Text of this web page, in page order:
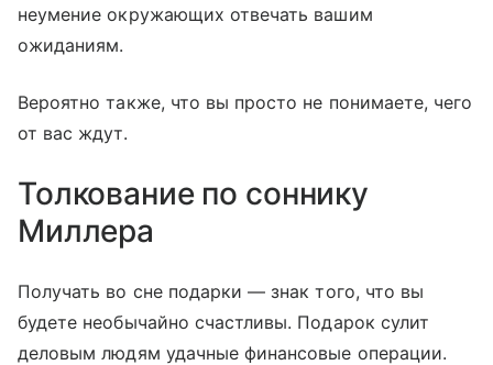
неумение окружающих отвечать вашим
ожиданиям.
Вероятно также, что вы просто не понимаете, чего
от вас ждут.
Толкование по соннику
Миллера
Получать во сне подарки — знак того, что вы
будете необычайно счастливы. Подарок сулит
деловым людям удачные финансовые операции.